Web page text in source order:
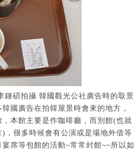
鍾碩拍攝 韓國觀光公社廣告時的取景
國廣告在拍韓屋景時會來的地方，
本館主要是作咖啡廳，而別館(也就
，很多時候會有公演或是場地外借等
席等包館的活動~常常封館~~所以如